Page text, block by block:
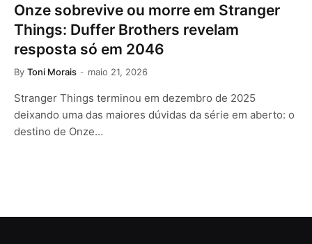
Onze sobrevive ou morre em Stranger
Things: Duffer Brothers revelam
resposta só em 2046
By Toni Morais maio 21, 2026
Stranger Things terminou em dezembro de 2025
deixando uma das maiores dúvidas da série em aberto: o
destino de Onze…